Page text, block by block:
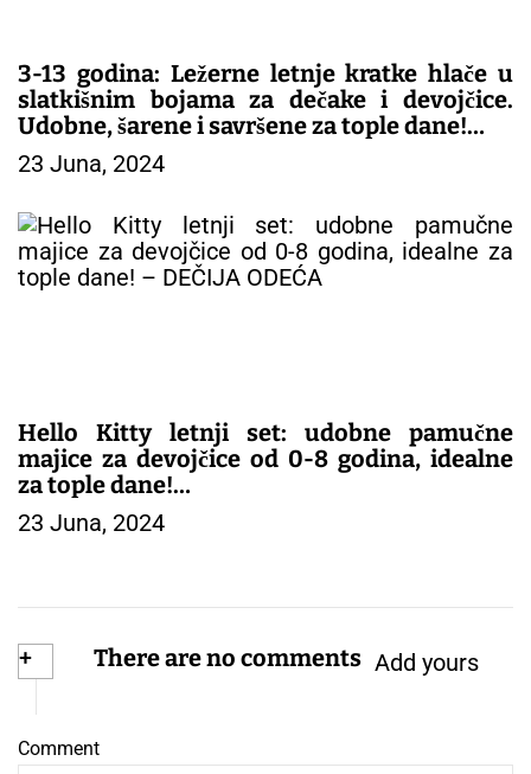
3-13 godina: Ležerne letnje kratke hlače u
slatkišnim bojama za dečake i devojčice.
Udobne, šarene i savršene za tople dane!
– DEČIJE PANTALONE
23 Juna, 2024
Hello Kitty letnji set: udobne pamučne
majice za devojčice od 0-8 godina, idealne
za tople dane!
– DEČIJA ODEĆA
23 Juna, 2024
+ There are no comments Add yours
Comment